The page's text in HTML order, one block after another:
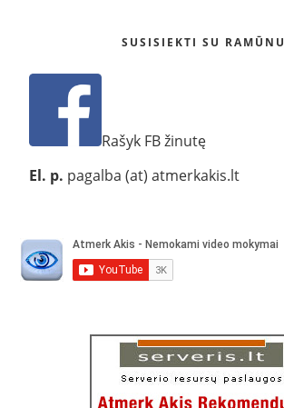
SUSISIEKTI SU RAMŪNU
Rašyk FB žinutę
El. p. pagalba (at) atmerkakis.lt